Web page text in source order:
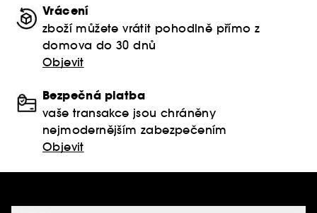
Vrácení
zboží můžete vrátit pohodlně přímo z
domova do 30 dnů
Objevit
Bezpečná platba
vaše transakce jsou chráněny
nejmodernějším zabezpečením
Objevit